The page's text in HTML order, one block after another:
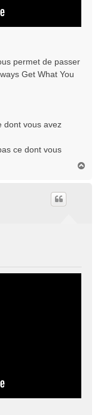
permet de passer
Get What You
dont vous avez
ce dont vous